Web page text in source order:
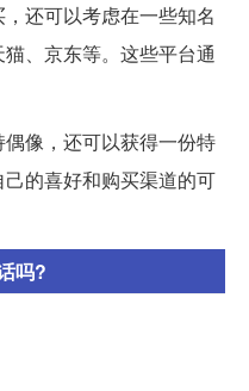
还可以考虑在一些知名
、京东等。这些平台通
像，还可以获得一份特
的喜好和购买渠道的可
吗?